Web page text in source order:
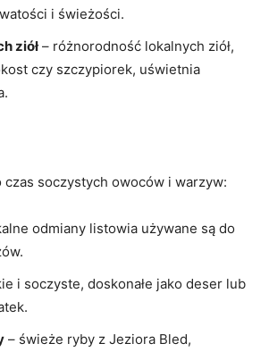
i świeżości.
ziół– różnorodność lokalnych ziół,
czy szczypiorek, uświetnia
czas soczystych owoców i warzyw:
odmiany listowia używane są do
i soczyste, doskonałe jako deser lub
– świeże ryby z Jeziora Bled,